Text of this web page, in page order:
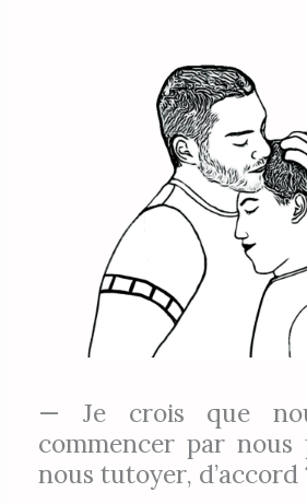
— Je crois que
commencer par nous
nous tutoyer, d’accord